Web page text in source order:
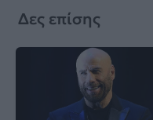
Δες επίσης